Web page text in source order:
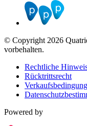
© Copyright 2026
vorbehalten.
Rechtliche
Rücktrittsrecht
Powered by